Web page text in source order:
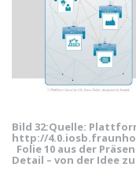
Bild 32:Quelle:
http://
Folie 10 aus der
Detail – von der Idee